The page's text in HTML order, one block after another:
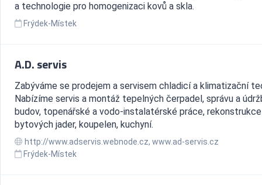
a technologie pro homogenizaci kovů a skla.
Frýdek-Místek
A.D. servis
Zabýváme se prodejem a servisem chladicí a klimatizační
Nabízíme servis a montáž tepelných čerpadel, správu a
budov, topenářské a vodo-instalatérské práce, rekonstrukce
bytových jader, koupelen, kuchyní.
http://www.adservis.webnode.cz, www.ad-servis.cz
Frýdek-Místek